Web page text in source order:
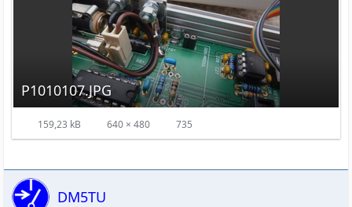
P1010107.JPG
159,23 kB 640 × 480 735
DM5TU